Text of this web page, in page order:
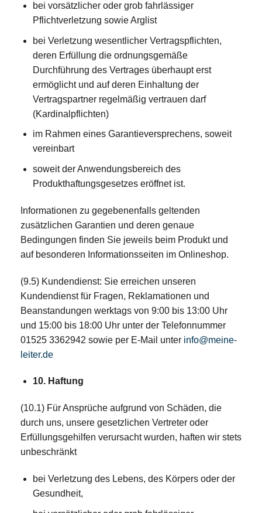
bei vorsätzlicher oder grob fahrlässiger
Pflichtverletzung sowie Arglist
bei Verletzung wesentlicher Vertragspflichten,
deren Erfüllung die ordnungsgemäße
Durchführung des Vertrages überhaupt erst
ermöglicht und auf deren Einhaltung der
Vertragspartner regelmäßig vertrauen darf
(Kardinalpflichten)
im Rahmen eines Garantieversprechens, soweit
vereinbart
soweit der Anwendungsbereich des
Produkthaftungsgesetzes eröffnet ist.
Informationen zu gegebenenfalls geltenden
zusätzlichen Garantien und deren genaue
Bedingungen finden Sie jeweils beim Produkt und
auf besonderen Informationsseiten im Onlineshop.
(9.5) Kundendienst: Sie erreichen unseren
Kundendienst für Fragen, Reklamationen und
Beanstandungen werktags von 9:00 bis 13:00 Uhr
und 15:00 bis 18:00 Uhr unter der Telefonnummer
01525 3362942 sowie per E-Mail unter info@meine-
leiter.de
10. Haftung
(10.1) Für Ansprüche aufgrund von Schäden, die
durch uns, unsere gesetzlichen Vertreter oder
Erfüllungsgehilfen verursacht wurden, haften wir stets
unbeschränkt
bei Verletzung des Lebens, des Körpers oder der
Gesundheit,